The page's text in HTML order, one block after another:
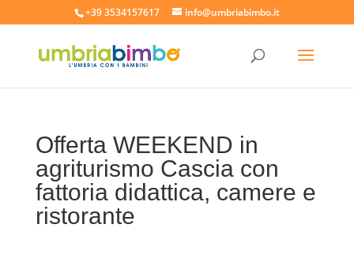
+39 3534157617 info@umbriabimbo.it
Offerta WEEKEND in
agriturismo Cascia con
fattoria didattica, camere e
ristorante